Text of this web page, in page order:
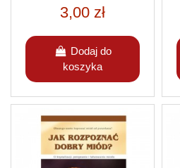
3,00 zł
Dodaj do
koszyka